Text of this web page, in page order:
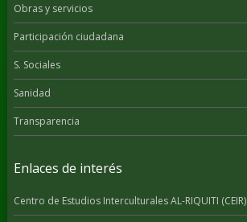
Obras y servicios
Participación ciudadana
S. Sociales
Sanidad
Transparencia
Enlaces de interés
Centro de Estudios Interculturales AL-RIQUITI (CEIR)